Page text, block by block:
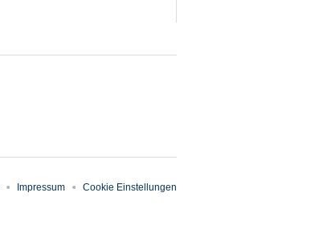
Impressum Cookie Einstellungen